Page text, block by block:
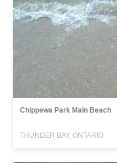
Chippewa Park Main Beach
THUNDER BAY, ONTARIO